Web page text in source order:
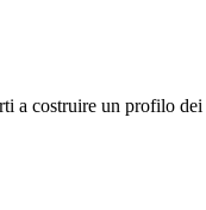
costruire un profilo